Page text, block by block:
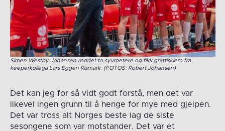
Simen Westby Johansen reddet to syvmetere og fikk grattisklem fra
keeperkollega Lars Eggen Rismark. (FOTOS: Robert Johansen)
Det kan jeg for så vidt godt forstå, men det var
likevel ingen grunn til å henge for mye med gjeipen.
Det var tross alt Norges beste lag de siste
sesongene som var motstander. Det var et